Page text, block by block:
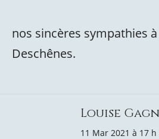
nos sincères sympathies
Deschênes.
Louise
11 Mar 2021 à 17